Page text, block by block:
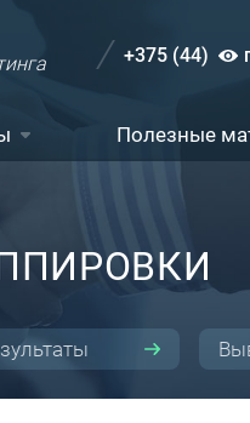
+375 (44)
Полезные